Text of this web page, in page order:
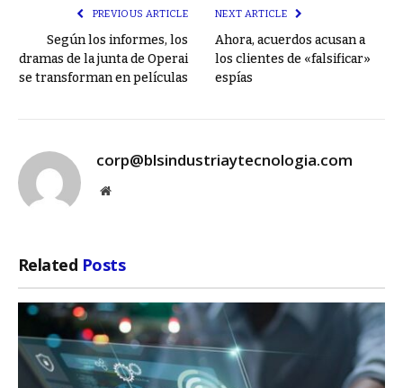
PREVIOUS ARTICLE
Según los informes, los
dramas de la junta de Operai
se transforman en películas
NEXT ARTICLE
Ahora, acuerdos acusan a
los clientes de «falsificar»
espías
corp@blsindustriaytecnologia.com
Website
Related Posts